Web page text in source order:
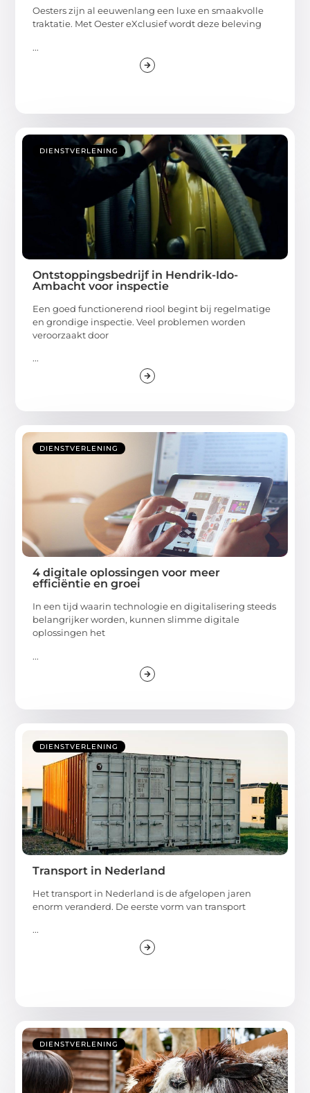
Oesters zijn al eeuwenlang een luxe en smaakvolle
traktatie. Met Oester eXclusief wordt deze beleving
...
DIENSTVERLENING
Ontstoppingsbedrijf in Hendrik-Ido-
Ambacht voor inspectie
Een goed functionerend riool begint bij regelmatige
en grondige inspectie. Veel problemen worden
veroorzaakt door
...
DIENSTVERLENING
4 digitale oplossingen voor meer
efficiëntie en groei
In een tijd waarin technologie en digitalisering steeds
belangrijker worden, kunnen slimme digitale
oplossingen het
...
DIENSTVERLENING
Transport in Nederland
Het transport in Nederland is de afgelopen jaren
enorm veranderd. De eerste vorm van transport
...
DIENSTVERLENING